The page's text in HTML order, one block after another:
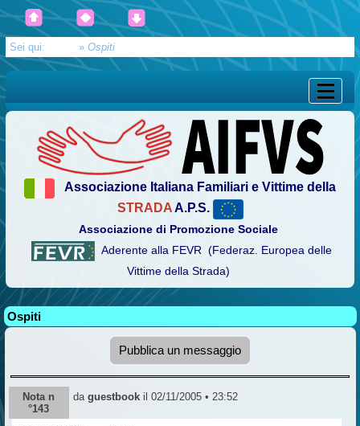
Sei qui: » Ospiti
Associazione Italiana Familiari e Vittime della
STRADAA.P.S.
Associazione di Promozione Sociale
Aderente alla FEVR (Federaz. Europea delle
Vittime della Strada)
Ospiti
Pubblica un messaggio
Nota n
°143
da guestbookil 02/11/2005 • 23:52